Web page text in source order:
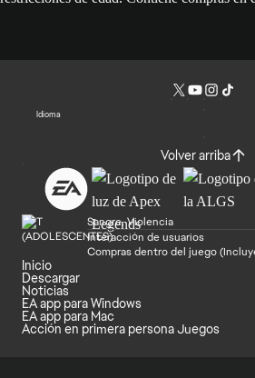
Idioma
Volver arriba
Sangre, Violencia
Interacción de usuarios
Compras dentro del juego
Inicio
Descargar
Noticias
EA app para Windows
EA app para Mac
Acción en primera persona Juegos